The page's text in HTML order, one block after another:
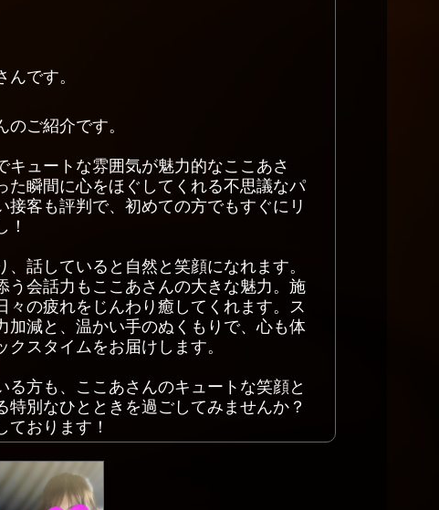
です。
ご紹介です。
キュートな雰囲気が魅力的なここあさ
た瞬間に心をほぐしてくれる不思議なパ
接客も評判で、初めての方でもすぐにリ
！
話していると自然と笑顔になれます。
う会話力もここあさんの大きな魅力。施
々の疲れをじんわり癒してくれます。ス
加減と、温かい手のぬくもりで、心も体
スタイムをお届けします。
る方も、ここあさんのキュートな笑顔と
別なひとときを過ごしてみませんか？
ております！